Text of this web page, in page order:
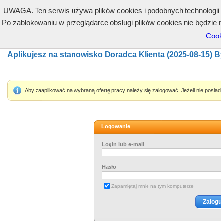
Aplikujesz na stanowisko Doradca Klienta (2025-08-15)
Aby zaaplikować na wybraną ofertę pracy należy się zalogować. Jeżeli nie
Logowanie
Login lub e-mail
Hasło
Zapamiętaj mnie na tym komputerze
UWAGA. Ten serwis używa plików cookies i podobnych
Po zablokowaniu w przeglądarce obsługi plików cookies nie